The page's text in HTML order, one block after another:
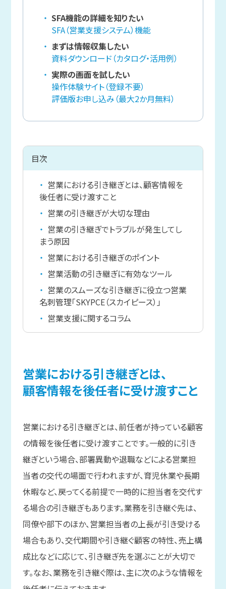
SFA機能の詳細を知りたい
SFA（営業支援システム）機能
まずは情報収集したい
資料ダウンロード（カタログ・活用例）
実際の画面を試したい
操作体験サイト（登録不要）
評価版お申し込み（最大2か月無料）
目次
営業における引き継ぎとは、顧客情報を
後任者に受け渡すこと
営業の引き継ぎが大切な理由
営業の引き継ぎでトラブルが発生してし
まう原因
営業における引き継ぎのポイント
営業活動の引き継ぎに有効なツール
営業のスムーズな引き継ぎに役立つ営業
名刺管理「SKYPCE（スカイピース）」
営業支援に関するコラム
営業における引き継ぎとは、
顧客情報を後任者に受け渡すこと
営業における引き継ぎとは、前任者が持っている顧客
の情報を後任者に受け渡すことです。一般的に引き
継ぎという場合、部署異動や退職などによる営業担
当者の交代の場面で行われますが、育児休業や長期
休暇など、戻ってくる前提で一時的に担当者を交代す
る場合の引き継ぎもあります。業務を引き継ぐ先は、
同僚や部下のほか、営業担当者の上長が引き受ける
場合もあり、交代期間や引き継ぐ顧客の特性、売上構
成比などに応じて、引き継ぎ先を選ぶことが大切で
す。なお、業務を引き継ぐ際は、主に次のような情報を